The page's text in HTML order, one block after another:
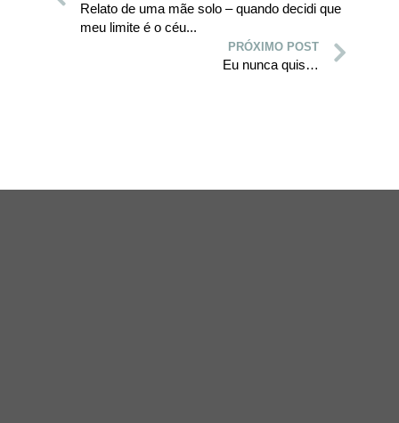
Relato de uma mãe solo – quando decidi que
meu limite é o céu...
PRÓXIMO POST
Eu nunca quis…